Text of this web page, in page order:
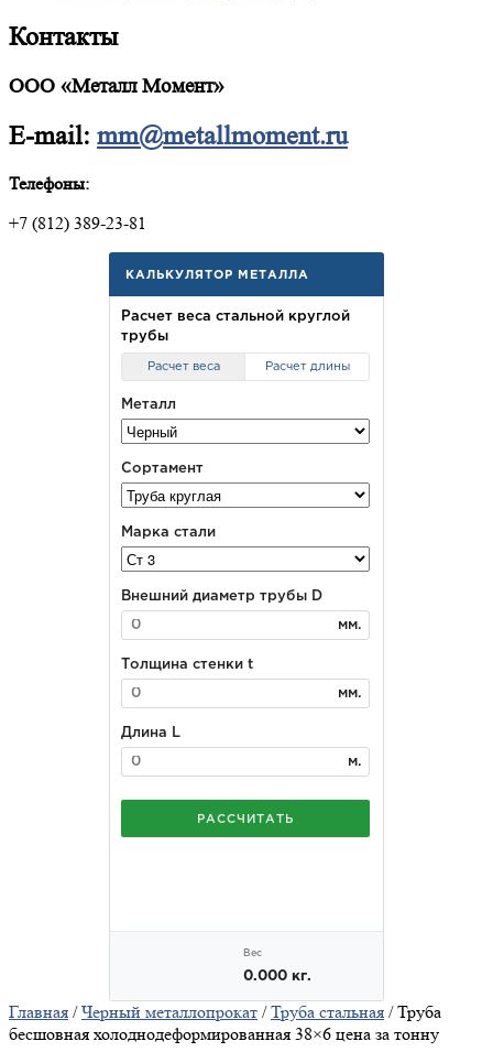
Контакты
ООО «Металл Момент»
E-mail: mm@metallmoment.ru
Телефоны:
+7 (812) 389-23-81
Главная /Черный металлопрокат /Труба стальная / Труба
бесшовная холоднодеформированная 38×6 цена за тонну